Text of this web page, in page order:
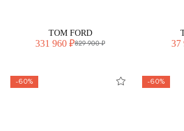
TOM FORD
331 960 ₽829 900 ₽ 37
-60% -60%